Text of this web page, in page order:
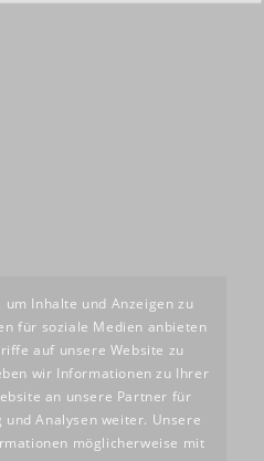
Inhalte und Anzeigen zu
für soziale Medien anbieten
auf unsere Website zu
wir Informationen zu Ihrer
an unsere Partner für
und Analysen weiter. Unsere
möglicherweise mit